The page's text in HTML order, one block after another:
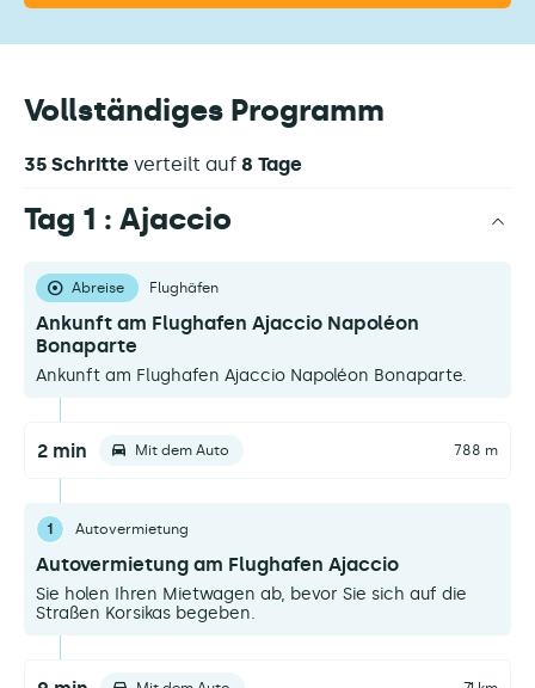
Vollständiges Programm
35 Schritte verteilt auf 8 Tage
Tag 1 : Ajaccio
Abreise Flughäfen
Ankunft am Flughafen Ajaccio Napoléon
Bonaparte
Ankunft am Flughafen Ajaccio Napoléon Bonaparte.
2 min Mit dem Auto 788 m
1 Autovermietung
Autovermietung am Flughafen Ajaccio
Sie holen Ihren Mietwagen ab, bevor Sie sich auf die
Straßen Korsikas begeben.